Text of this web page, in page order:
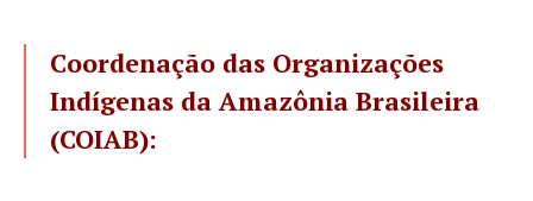
Coordenação das Organizações
Indígenas da Amazônia Brasileira
(COIAB):